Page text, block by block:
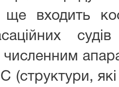
ще входить
численним
(структури,